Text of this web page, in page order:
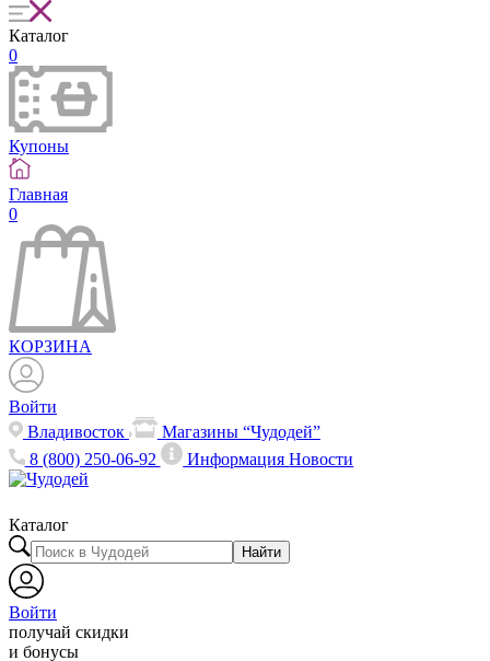
Каталог
0
Купоны
Главная
0
КОРЗИНА
Войти
Владивосток
Магазины “Чудодей”
8 (800) 250-06-92
ИнформацияНовости
Каталог
Найти
Войти
получай скидки
и бонусы